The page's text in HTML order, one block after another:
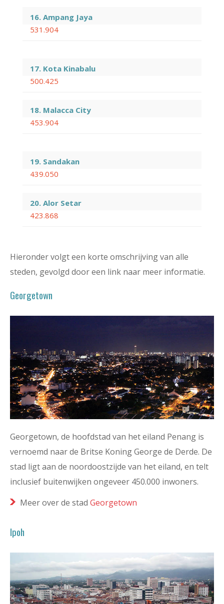
16. Ampang Jaya
531.904
17. Kota Kinabalu
500.425
18. Malacca City
453.904
19. Sandakan
439.050
20. Alor Setar
423.868
Hieronder volgt een korte omschrijving van alle
steden, gevolgd door een link naar meer informatie.
Georgetown
Georgetown, de hoofdstad van het eiland Penang is
vernoemd naar de Britse Koning George de Derde. De
stad ligt aan de noordoostzijde van het eiland, en telt
inclusief buitenwijken ongeveer 450.000 inwoners.
Meer over de stad Georgetown
Ipoh